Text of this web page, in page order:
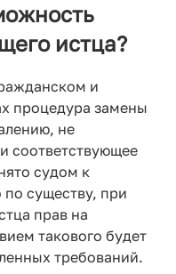
истца?
и
процедура замены
не
соответствующее
судом к
существу, при
прав на
такового будет
требований.